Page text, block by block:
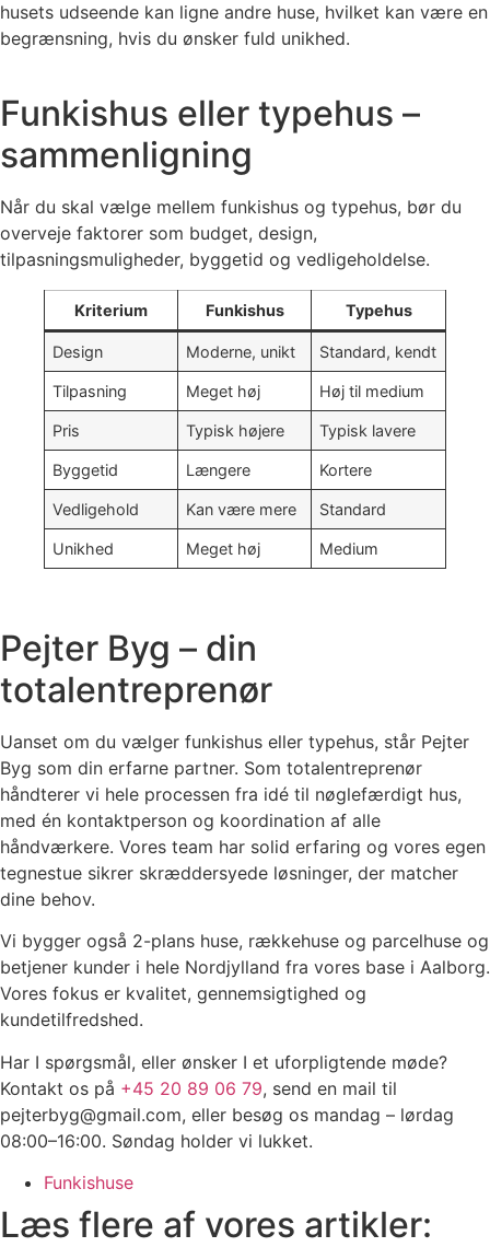
husets udseende kan ligne andre huse, hvilket kan være en
begrænsning, hvis du ønsker fuld unikhed.
Funkishus eller typehus –
sammenligning
Når du skal vælge mellem funkishus og typehus, bør du
overveje faktorer som budget, design,
tilpasningsmuligheder, byggetid og vedligeholdelse.
Kriterium Funkishus Typehus
Design Moderne, unikt Standard, kendt
Tilpasning Meget høj Høj til medium
Pris Typisk højere Typisk lavere
Byggetid Længere Kortere
Vedligehold Kan være mere Standard
Unikhed Meget høj Medium
Pejter Byg – din
totalentreprenør
Uanset om du vælger funkishus eller typehus, står Pejter
Byg som din erfarne partner. Som totalentreprenør
håndterer vi hele processen fra idé til nøglefærdigt hus,
med én kontaktperson og koordination af alle
håndværkere. Vores team har solid erfaring og vores egen
tegnestue sikrer skræddersyede løsninger, der matcher
dine behov.
Vi bygger også 2-plans huse, rækkehuse og parcelhuse og
betjener kunder i hele Nordjylland fra vores base i Aalborg.
Vores fokus er kvalitet, gennemsigtighed og
kundetilfredshed.
Har I spørgsmål, eller ønsker I et uforpligtende møde?
Kontakt os på +45 20 89 06 79, send en mail til
pejterbyg@gmail.com, eller besøg os mandag – lørdag
08:00–16:00. Søndag holder vi lukket.
Funkishuse
Læs flere af vores artikler: